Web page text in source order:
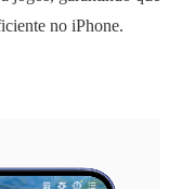
no iPhone.